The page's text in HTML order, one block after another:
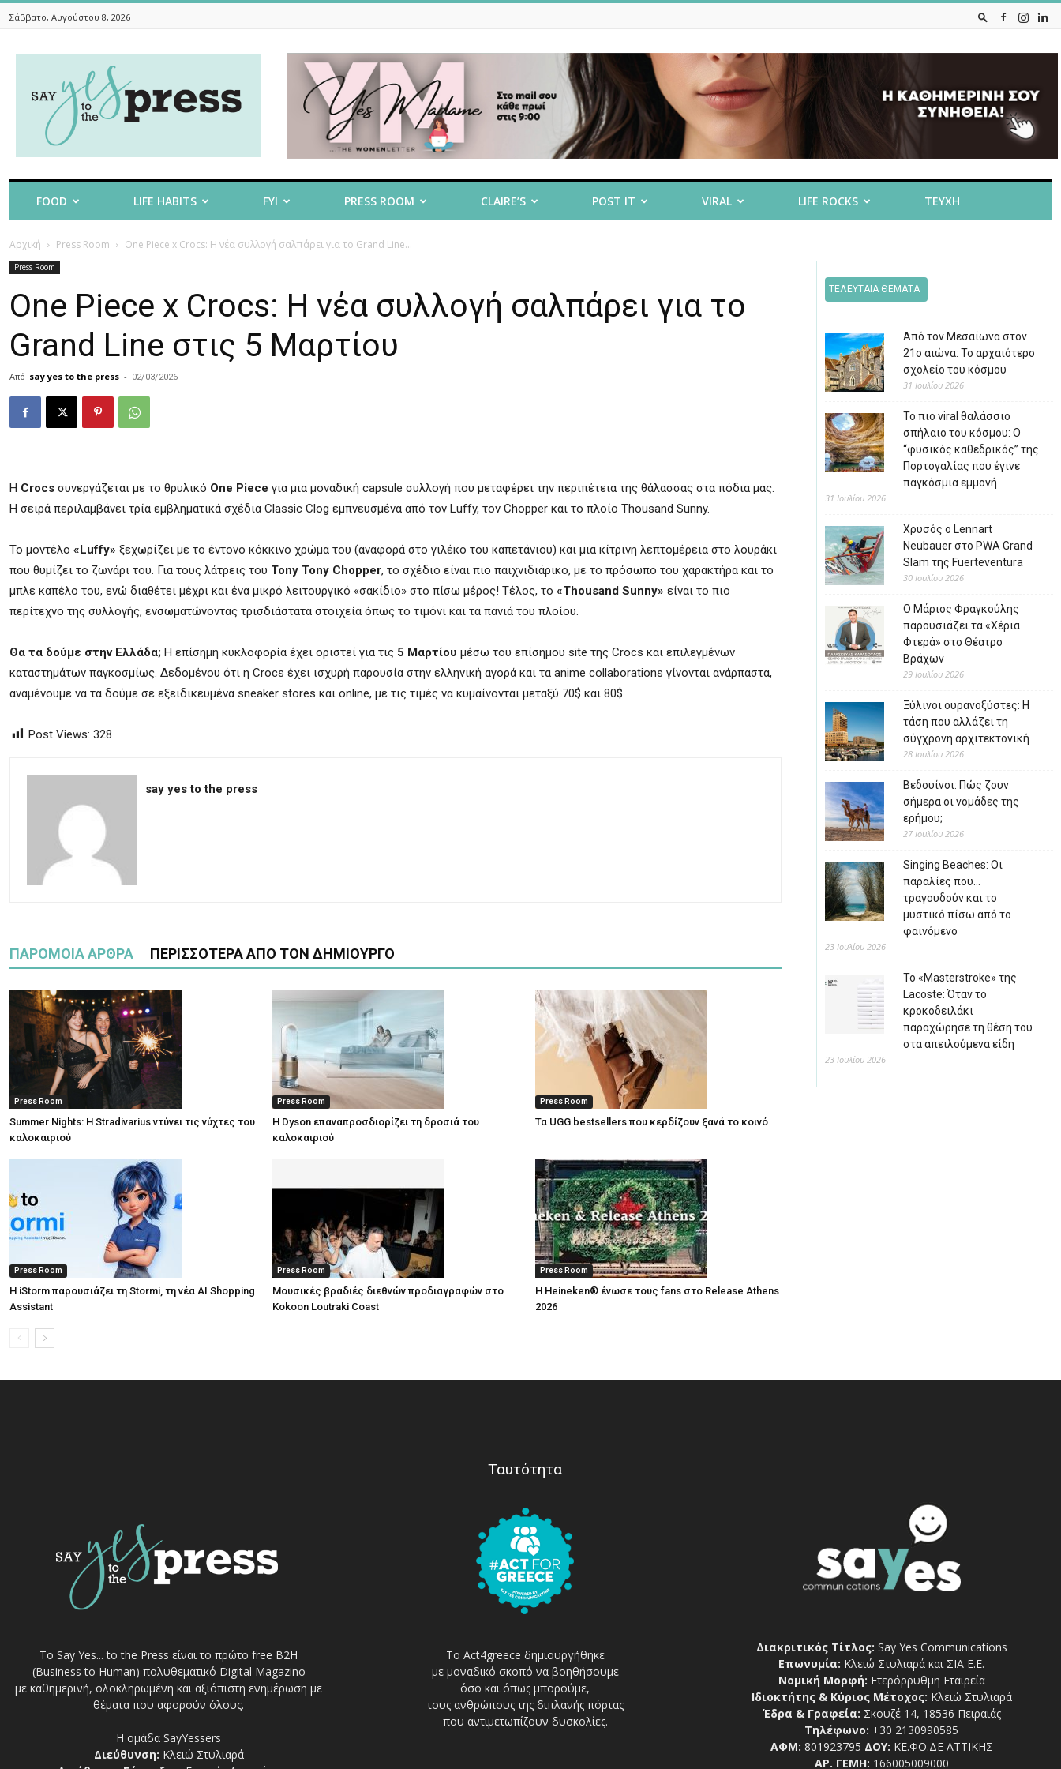
Σάββατο, Αυγούστου 8, 2026
To
The
FOOD LIFE HABITS FYI PRESS ROOM CLAIRE’S POST IT VIRAL LIFE ROCKS ΤΕΥΧΗ
Αρχική Press Room One Piece x Crocs: Η νέα συλλογή σαλπάρει για το Grand Line...
Press Room
One Piece x Crocs: Η νέα συλλογή σαλπάρει για το
Grand Line στις 5 Μαρτίου
Από say yes to the press - 02/03/2026
Η Crocs συνεργάζεται με το θρυλικό One Piece για μια μοναδική capsule συλλογή που μεταφέρει την περιπέτεια της θάλασσας στα πόδια μας.
Η σειρά περιλαμβάνει τρία εμβληματικά σχέδια Classic Clog εμπνευσμένα από τον Luffy, τον Chopper και το πλοίο Thousand Sunny.
Το μοντέλο «Luffy» ξεχωρίζει με το έντονο κόκκινο χρώμα του (αναφορά στο γιλέκο του καπετάνιου) και μια κίτρινη λεπτομέρεια στο λουράκι
που θυμίζει το ζωνάρι του. Για τους λάτρεις του Tony Tony Chopper, το σχέδιο είναι πιο παιχνιδιάρικο, με το πρόσωπο του χαρακτήρα και το
μπλε καπέλο του, ενώ διαθέτει μέχρι και ένα μικρό λειτουργικό «σακίδιο» στο πίσω μέρος! Τέλος, το «Thousand Sunny» είναι το πιο
περίτεχνο της συλλογής, ενσωματώνοντας τρισδιάστατα στοιχεία όπως το τιμόνι και τα πανιά του πλοίου.
Θα τα δούμε στην Ελλάδα; Η επίσημη κυκλοφορία έχει οριστεί για τις 5 Μαρτίου μέσω του επίσημου site της Crocs και επιλεγμένων
καταστημάτων παγκοσμίως. Δεδομένου ότι η Crocs έχει ισχυρή παρουσία στην ελληνική αγορά και τα anime collaborations γίνονται ανάρπαστα,
αναμένουμε να τα δούμε σε εξειδικευμένα sneaker stores και online, με τις τιμές να κυμαίνονται μεταξύ 70$ και 80$.
Post Views: 328
say yes to the press
ΠΑΡΟΜΟΙΑ ΑΡΘΡΑ ΠΕΡΙΣΣΟΤΕΡΑ ΑΠΟ ΤΟΝ ΔΗΜΙΟΥΡΓΟ
Press Room
Summer Nights: Η Stradivarius ντύνει τις νύχτες του
καλοκαιριού
Press Room
Η Dyson επαναπροσδιορίζει τη δροσιά του
καλοκαιριού
Press Room
Τα UGG bestsellers που κερδίζουν ξανά το κοινό
Press Room
Η iStorm παρουσιάζει τη Stormi, τη νέα AI Shopping
Assistant
Press Room
Μουσικές βραδιές διεθνών προδιαγραφών στο
Kokoon Loutraki Coast
Press Room
Η Heineken® ένωσε τους fans στο Release Athens
2026
ΤΕΛΕΥΤΑΙΑ ΘΕΜΑΤΑ
Από τον Μεσαίωνα στον
21ο αιώνα: Το αρχαιότερο
σχολείο του κόσμου
31 Ιουλίου 2026
Το πιο viral θαλάσσιο
σπήλαιο του κόσμου: Ο
“φυσικός καθεδρικός” της
Πορτογαλίας που έγινε
παγκόσμια εμμονή
31 Ιουλίου 2026
Χρυσός ο Lennart
Neubauer στο PWA Grand
Slam της Fuerteventura
30 Ιουλίου 2026
Ο Μάριος Φραγκούλης
παρουσιάζει τα «Χέρια
Φτερά» στο Θέατρο
Βράχων
29 Ιουλίου 2026
Ξύλινοι ουρανοξύστες: Η
τάση που αλλάζει τη
σύγχρονη αρχιτεκτονική
28 Ιουλίου 2026
Βεδουίνοι: Πώς ζουν
σήμερα οι νομάδες της
ερήμου;
27 Ιουλίου 2026
Singing Beaches: Οι
παραλίες που…
τραγουδούν και το
μυστικό πίσω από το
φαινόμενο
23 Ιουλίου 2026
Το «Masterstroke» της
Lacoste: Όταν το
κροκοδειλάκι
παραχώρησε τη θέση του
στα απειλούμενα είδη
23 Ιουλίου 2026
Το Say Yes... to the Press είναι το πρώτο free Β2Η
(Business to Human) πολυθεματικό Digital Magazino
με καθημερινή, ολοκληρωμένη και αξιόπιστη ενημέρωση με
θέματα που αφορούν όλους.
Η ομάδα SayYessers
Διεύθυνση: Κλειώ Στυλιαρά
Ταυτότητα
Το Act4greece δημιουργήθηκε
με μοναδικό σκοπό να βοηθήσουμε
όσο και όπως μπορούμε,
τους ανθρώπους της διπλανής πόρτας
που αντιμετωπίζουν δυσκολίες.
Διακριτικός Τίτλος: Say Yes Communications
Επωνυμία: Κλειώ Στυλιαρά και ΣΙΑ Ε.Ε.
Νομική Μορφή: Ετερόρρυθμη Εταιρεία
Ιδιοκτήτης & Κύριος Μέτοχος: Κλειώ Στυλιαρά
Έδρα & Γραφεία: Σκουζέ 14, 18536 Πειραιάς
Τηλέφωνο: +30 2130990585
ΑΦΜ: 801923795 ΔΟΥ: ΚΕ.ΦΟ.ΔΕ ΑΤΤΙΚΗΣ
ΑΡ. ΓΕΜΗ: 166005009000